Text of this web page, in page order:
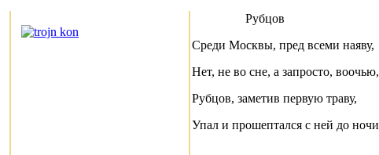
Рубцов
Среди Москвы, пред всеми наяву,
Нет, не во сне, а запросто, воочью,
Рубцов, заметив первую траву,
Упал и прошептался с ней до ночи